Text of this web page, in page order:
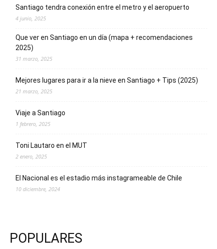
Santiago tendra conexión entre el metro y el aeropuerto
4 junio, 2025
Que ver en Santiago en un día (mapa + recomendaciones
2025)
31 marzo, 2025
Mejores lugares para ir a la nieve en Santiago + Tips (2025)
21 marzo, 2025
Viaje a Santiago
1 febrero, 2025
Toni Lautaro en el MUT
2 enero, 2025
El Nacional es el estadio más instagrameable de Chile
10 diciembre, 2024
POPULARES